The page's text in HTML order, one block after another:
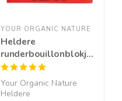
YOUR ORGANIC NATURE
Heldere
runderbouillonblokjes
zonder gist-BIO
Your Organic Nature
Heldere